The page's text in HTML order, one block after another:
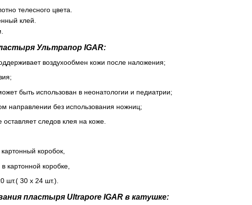
телесного цвета.
клей.
Ультрапор IGAR:
воздухообмен кожи после наложения;
быть использован в неонатологии и педиатрии;
направлении без использования ножниц;
оставляет следов клея на коже.
коробок,
картонной коробке,
шт.( 30 х 24 шт.).
пластыря Ultrapore IGAR в катушке: